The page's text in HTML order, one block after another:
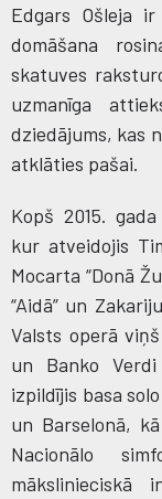
Edgars Ošleja
domāšana
skatuves
uzmanīga
dziedājums, kas
atklāties pašai.
Kopš 2015.
kur atveidojis
Mocarta “Donā
“Aidā” un
Valsts operā
un Banko Verdi
izpildījis basa
un Barselonā,
Nacionālo
mākslinieciskā